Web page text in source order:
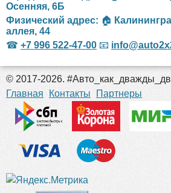
Осенняя, 6Б
Физический адрес: 🏠
аллея, 44
☎ +7 996 522-47-00 📧
© 2017-2026.
Главная
Контакты Партнеры